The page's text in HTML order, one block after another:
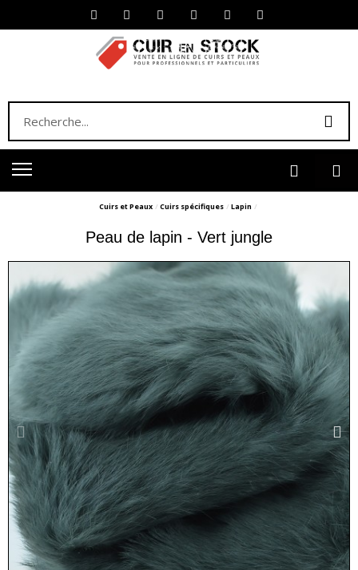
Cuirs et Peaux Cuirs spécifiques Lapin
Peau de lapin - Vert jungle